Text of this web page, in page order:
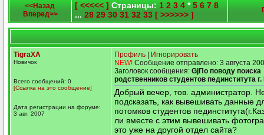
<<Назад
Вперед>>
[ <<<<< ] Страницы: 1 2 3 4 *5 6 7 8
... 28 29 30 31 32 33 [ >>>>>> ]
TigraXA
Новичок
Всего сообщений: 0
[Ссылка на это сообщение]
Дата регистрации на форуме:
3 авг. 2007
Профиль
Игнорировать
NEW! Сообщение отправлено: 3 августа
Заголовок сообщения: GjПо поводу поиска
родственников студентов пединститута г.
Добрый вечер, тов. администратор.
подсказать, как вывешивать данные
потомков студентов
ли вместе с этим вывешивать
это уже на другой отдел сайта?